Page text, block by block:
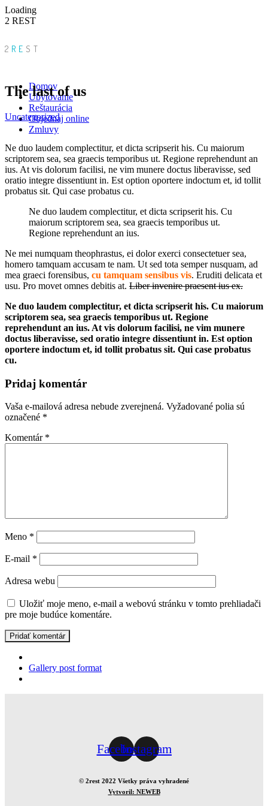
Loading
2 REST
2 RE ST
Domov
Ubytovanie
Reštaurácia
Objednaj online
Zmluvy
The last of us
Uncategorized
Ne duo laudem complectitur, et dicta scripserit his. Cu maiorum
scriptorem sea, sea graecis temporibus ut. Regione reprehendunt an
ius. At vis dolorum facilisi, ne vim munere doctus liberavisse, sed
oratio integre dissentiunt in. Est option oportere indoctum et, id tollit
probatus sit. Qui case probatus cu.
Ne duo laudem complectitur, et dicta scripserit his. Cu
maiorum scriptorem sea, sea graecis temporibus ut.
Regione reprehendunt an ius.
Ne mei numquam theophrastus, ei dolor exerci consectetuer sea,
homero tamquam accusam te nam. Ut sed tota semper nusquam, ad
mea graeci forensibus, cu tamquam sensibus vis. Eruditi delicata et
usu. Pro movet omnes debitis at. Liber invenire praesent ius ex.
Ne duo laudem complectitur, et dicta scripserit his. Cu maiorum
scriptorem sea, sea graecis temporibus ut. Regione
reprehendunt an ius. At vis dolorum facilisi, ne vim munere
doctus liberavisse, sed oratio integre dissentiunt in. Est option
oportere indoctum et, id tollit probatus sit. Qui case probatus
cu.
Pridaj komentár
Vaša e-mailová adresa nebude zverejnená. Vyžadované polia sú
označené *
Komentár *
Meno *
E-mail *
Adresa webu
Uložiť moje meno, e-mail a webovú stránku v tomto prehliadači
pre moje budúce komentáre.
Gallery post format
FacebookInstagram
© 2rest 2022 Všetky práva vyhradené
Vytvoril: NEWEB